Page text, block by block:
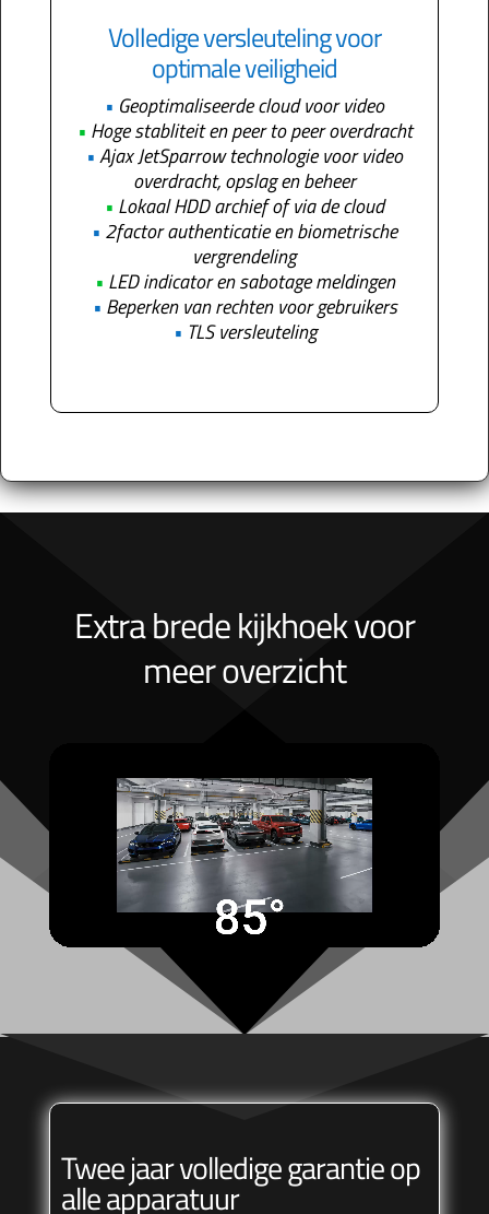
Volledige versleuteling voor
optimale veiligheid
• Geoptimaliseerde cloud voor video
• Hoge stabliteit en peer to peer overdracht
•Ajax JetSparrow technologie voor video
overdracht, opslag en beheer
• Lokaal HDD archief of via de cloud
• 2factor authenticatie en biometrische
vergrendeling
• LED indicator en sabotage meldingen
• Beperken van rechten voor gebruikers
• TLS versleuteling
Extra brede kijkhoek voor
meer overzicht
Twee jaar volledige garantie op
alle apparatuur